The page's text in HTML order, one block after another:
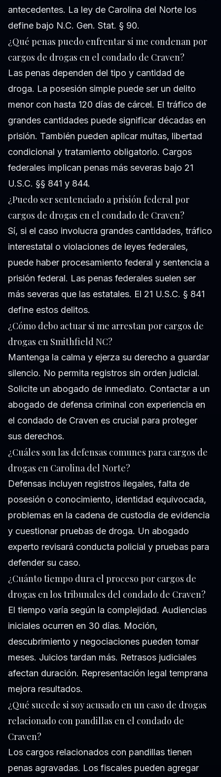
antecedentes. La ley de Carolina del Norte los
define bajo N.C. Gen. Stat. § 90.
¿Qué penas puedo enfrentar si me condenan por
cargos de drogas en el condado de Craven?
Las penas dependen del tipo y cantidad de
droga. La posesión simple puede ser un delito
menor con hasta 120 días de cárcel. El tráfico de
grandes cantidades puede significar décadas en
prisión. También pueden aplicar multas, libertad
condicional y tratamiento obligatorio. Cargos
federales implican penas más severas bajo 21
U.S.C. §§ 841 y 844.
¿Puedo ser sentenciado a prisión federal por
cargos de drogas en el condado de Craven?
Sí, si el caso involucra grandes cantidades, tráfico
interestatal o violaciones de leyes federales,
puede haber procesamiento federal y sentencia a
prisión federal. Las penas federales suelen ser
más severas que las estatales. El 21 U.S.C. § 841
define estos delitos.
¿Cómo debo actuar si me arrestan por cargos de
drogas en Smithfield NC?
Mantenga la calma y ejerza su derecho a guardar
silencio. No permita registros sin orden judicial.
Solicite un abogado de inmediato. Contactar a un
abogado de defensa criminal con experiencia en
el condado de Craven es crucial para proteger
sus derechos.
¿Cuáles son las defensas comunes para cargos de
drogas en Carolina del Norte?
Defensas incluyen registros ilegales, falta de
posesión o conocimiento, identidad equivocada,
problemas en la cadena de custodia de evidencia
y cuestionar pruebas de droga. Un abogado
experto revisará conducta policial y pruebas para
defender su caso.
¿Cuánto tiempo dura el proceso por cargos de
drogas en los tribunales del condado de Craven?
El tiempo varía según la complejidad. Audiencias
iniciales ocurren en 30 días. Moción,
descubrimiento y negociaciones pueden tomar
meses. Juicios tardan más. Retrasos judiciales
afectan duración. Representación legal temprana
mejora resultados.
¿Qué sucede si soy acusado en un caso de drogas
relacionado con pandillas en el condado de
Craven?
Los cargos relacionados con pandillas tienen
penas agravadas. Los fiscales pueden agregar